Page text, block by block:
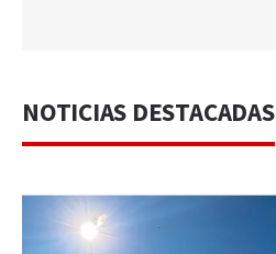
NOTICIAS DESTACADAS